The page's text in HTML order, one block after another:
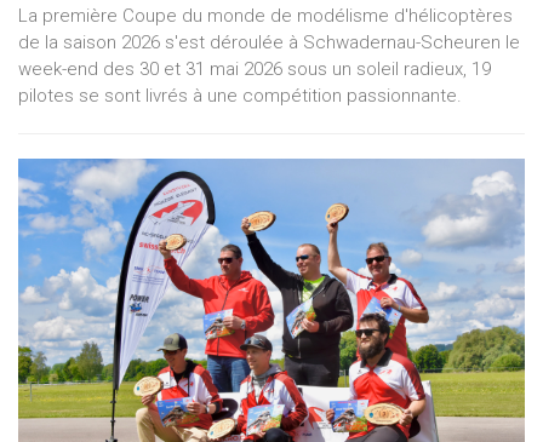
La première Coupe du monde de modélisme d'hélicoptères
de la saison 2026 s'est déroulée à Schwadernau-Scheuren le
week-end des 30 et 31 mai 2026 sous un soleil radieux, 19
pilotes se sont livrés à une compétition passionnante.